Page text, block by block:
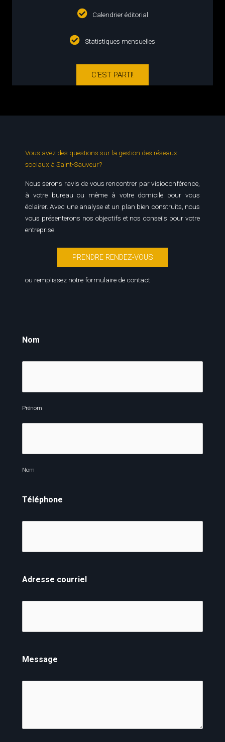
Calendrier éditorial
Statistiques mensuelles
C'EST PARTI!
Vous avez des questions sur la gestion des réseaux
sociaux à Saint-Sauveur?
Nous serons ravis de vous rencontrer par visioconférence,
à votre bureau ou même à votre domicile pour vous
éclairer. Avec une analyse et un plan bien construits, nous
vous présenterons nos objectifs et nos conseils pour votre
entreprise.
PRENDRE RENDEZ-VOUS
ou remplissez notre formulaire de contact
Nom
Prénom
Nom
Téléphone
Adresse courriel
Message